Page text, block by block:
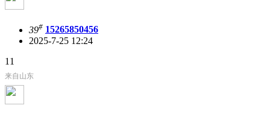
39# 15265850456
2025-7-25 12:24
11
来自山东